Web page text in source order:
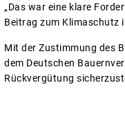
„Das war eine klare
Beitrag zum Klimaschutz
Mit der Zustimmung des
dem Deutschen
Rückvergütung